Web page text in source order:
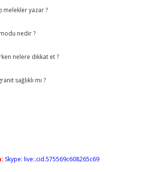
melekler yazar ?
nedir ?
nelere dikkat et ?
sağlıklı mı ?
Skype: live:.cid.575569c608265c69